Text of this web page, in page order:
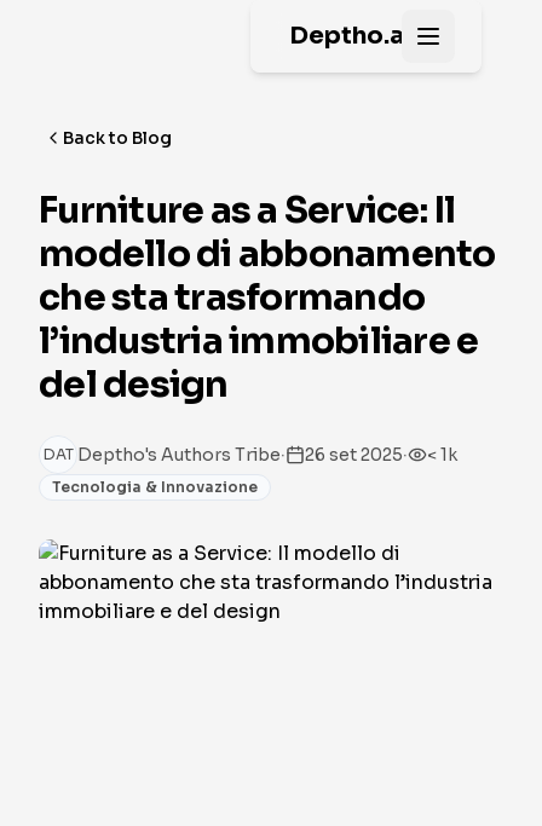
Deptho.ai Open main
Back to Blog
Furniture as a Service: Il
modello di abbonamento
che sta trasformando
l’industria immobiliare e
del design
DAT Deptho's Authors Tribe· 26 set 2025· < 1k
Tecnologia & Innovazione